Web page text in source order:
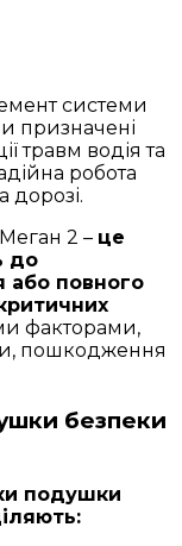
системи
призначені
травм водія та
робота
дорозі.
2 – це
до
або повного
факторами,
пошкодження
безпеки
подушки